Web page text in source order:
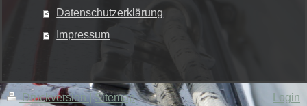
Datenschutzerklärung
Impressum
Druckversion| Sitemap
Login